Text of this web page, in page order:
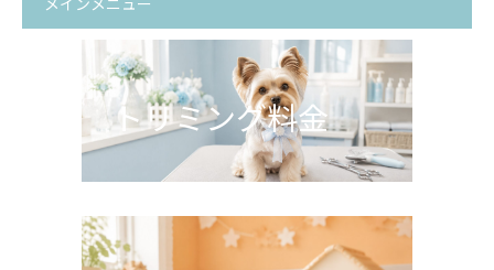
トリミング料金